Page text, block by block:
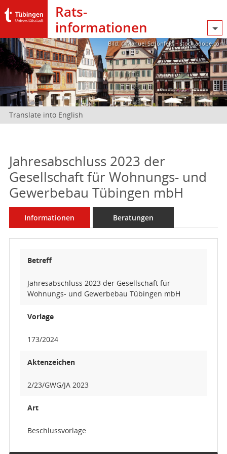
Rats­
informationen
Bild: @Manuel Schönfeld – stock.adobe.com
Translate into English
Jahresabschluss 2023 der
Gesellschaft für Wohnungs- und
Gewerbebau Tübingen mbH
Informationen Beratungen
Betreff
Jahresabschluss 2023 der Gesellschaft für
Wohnungs- und Gewerbebau Tübingen mbH
Vorlage
173/2024
Aktenzeichen
2/23/GWG/JA 2023
Art
Beschlussvorlage